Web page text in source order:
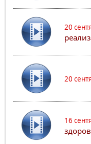
20
20
16